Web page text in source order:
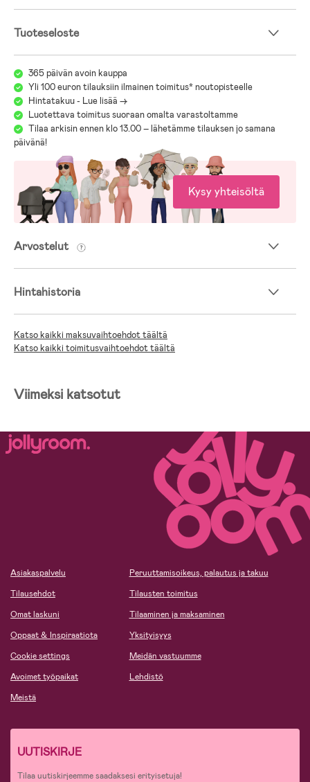
Tuoteseloste
365 päivän avoin kauppa
Yli 100 euron tilauksiin ilmainen toimitus* noutopisteelle
Hintatakuu - Lue lisää ->
Luotettava toimitus suoraan omalta varastoltamme
Tilaa arkisin ennen klo 13.00 – lähetämme tilauksen jo samana
päivänä!
Kysy yhteisöltä
Arvostelut
Hintahistoria
Katso kaikki maksuvaihtoehdot täältä
Katso kaikki toimitusvaihtoehdot täältä
Viimeksi katsotut
Asiakaspalvelu
Tilausehdot
Omat laskuni
Oppaat & Inspiraatiota
Cookie settings
Avoimet työpaikat
Meistä
Peruuttamisoikeus, palautus ja takuu
Tilausten toimitus
Tilaaminen ja maksaminen
Yksityisyys
Meidän vastuumme
Lehdistö
UUTISKIRJE
Tilaa uutiskirjeemme saadaksesi erityisetuja!